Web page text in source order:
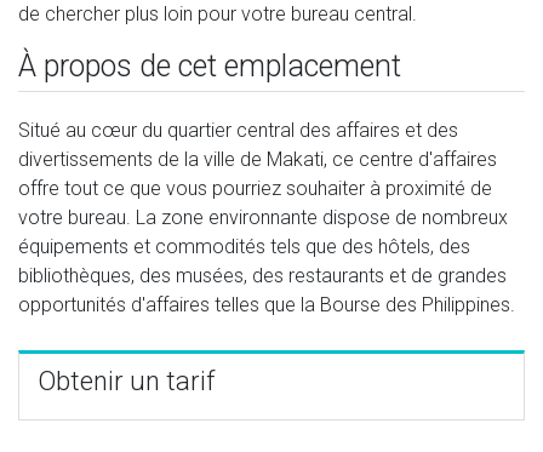
de chercher plus loin pour votre bureau central.
À propos de cet emplacement
Situé au cœur du quartier central des affaires et des
divertissements de la ville de Makati, ce centre d'affaires
offre tout ce que vous pourriez souhaiter à proximité de
votre bureau. La zone environnante dispose de nombreux
équipements et commodités tels que des hôtels, des
bibliothèques, des musées, des restaurants et de grandes
opportunités d'affaires telles que la Bourse des Philippines.
Obtenir un tarif